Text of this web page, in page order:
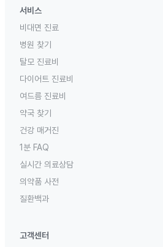
서비스
비대면 진료
병원 찾기
탈모 진료비
다이어트 진료비
여드름 진료비
약국 찾기
건강 매거진
1분 FAQ
실시간 의료상담
의약품 사전
질환백과
고객센터